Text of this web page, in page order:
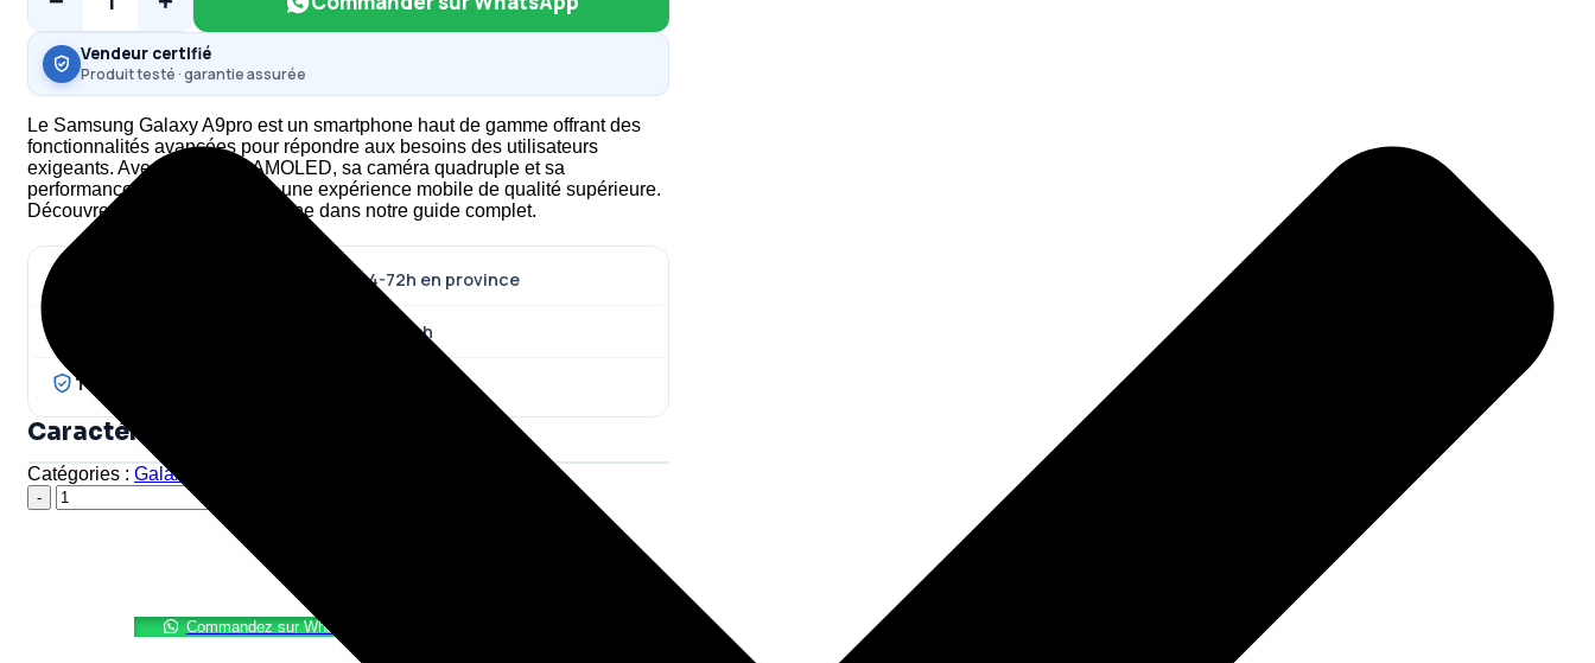
Vendeur certifié
Produit testé · garantie assurée
Le Samsung Galaxy A9pro est un smartphone haut de gamme offrant des
fonctionnalités avancées pour répondre aux besoins des utilisateurs
exigeants. Avec son écran AMOLED, sa caméra quadruple et sa
performance de pointe, il offre une expérience mobile de qualité supérieure.
Découvrez tout sur ce smartphone dans notre guide complet.
à Kinshasa · 24-72h en province
· Mobile Money ou cash
Testé devant vous
Caractéristiques
Catégories : Galaxy A
quantité
de
Commandez sur WhatsApp